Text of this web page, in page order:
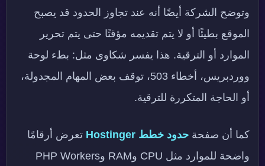
وتوضح الشركة أيضًا أنه عند تجاوز الحدود قد يصبح
الموقع بطيئًا أو لا يتم تقديمه مؤقتًا حتى يتم تحرير
الموارد أو الترقية. هذا يفسر شكاوى مثل: بطء لوحة
ووردبريس، أخطاء 503، توقف بعض المهام المجدولة،
أو الحاجة المتكررة للترقية.
كما أن صفحة حدود خطط Hostinger
تعرض أرقامًا
واضحة للموارد مثل CPU وRAM وPHP Workers